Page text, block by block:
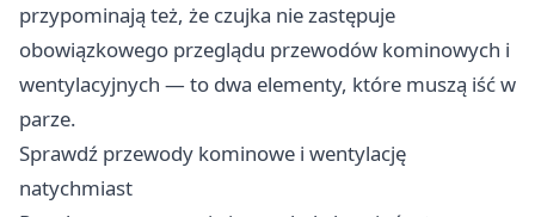
przypominają też, że czujka nie zastępuje
obowiązkowego przeglądu przewodów kominowych i
wentylacyjnych — to dwa elementy, które muszą iść w
parze.
Sprawdź przewody kominowe i wentylację
natychmiast